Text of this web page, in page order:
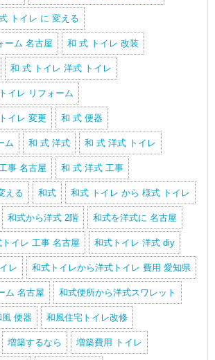
トイレ に 変える
ーム 名古屋 和 式 トイレ 改装
和 式 トイレ 洋式 トイレ
イレ リフォーム
イレ 変更 和 式 便器
ム 和 式 洋式 和 式 洋式 トイレ
事 名古屋 和 式 洋式 工事
える 和式 和式 トイレ から 様式 トイレ
和式から洋式 2階 和式を洋式に 名古屋
トイレ 工事 名古屋 和式トイレ 洋式 diy
レ 和式トイレから洋式トイレ 費用 愛知県
ム 名古屋 和式便所から洋式スワレット
風 便器 和風住宅トイレ改修
増築するなら 増築費用 トイレ